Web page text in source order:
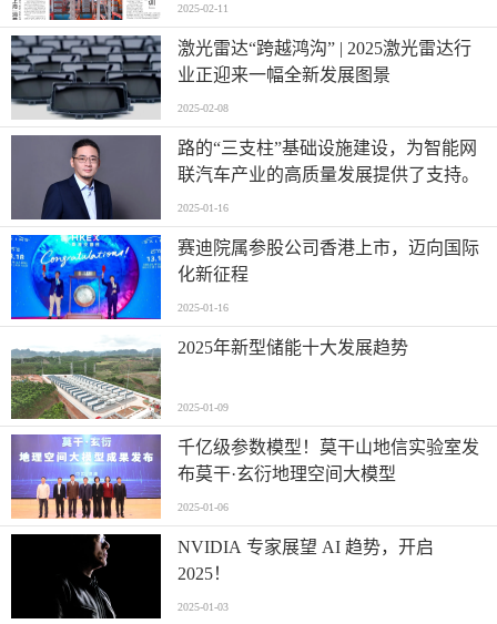
2025-02-11
激光雷达“跨越鸿沟” | 2025激光雷达行
业正迎来一幅全新发展图景
2025-02-08
路的“三支柱”基础设施建设，为智能网
联汽车产业的高质量发展提供了支持。
2025-01-16
赛迪院属参股公司香港上市，迈向国际
化新征程
2025-01-16
2025年新型储能十大发展趋势
2025-01-09
千亿级参数模型！莫干山地信实验室发
布莫干·玄衍地理空间大模型
2025-01-06
NVIDIA 专家展望 AI 趋势，开启
2025！
2025-01-03